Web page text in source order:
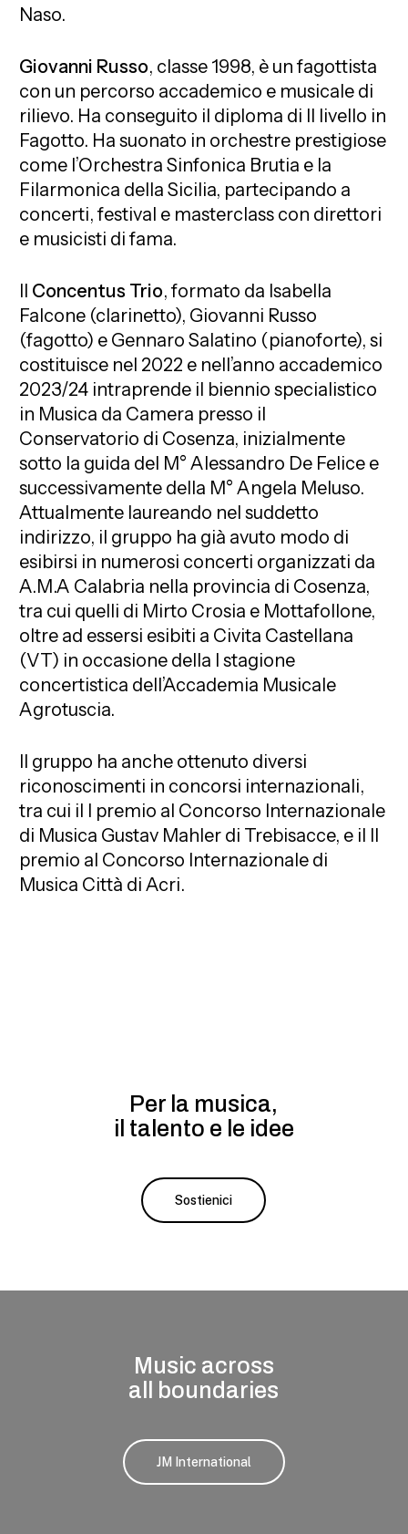
Naso.
Giovanni Russo, classe 1998, è un fagottista
con un percorso accademico e musicale di
rilievo. Ha conseguito il diploma di II livello in
Fagotto. Ha suonato in orchestre prestigiose
come l’Orchestra Sinfonica Brutia e la
Filarmonica della Sicilia, partecipando a
concerti, festival e masterclass con direttori
e musicisti di fama.
Il Concentus Trio, formato da Isabella
Falcone (clarinetto), Giovanni Russo
(fagotto) e Gennaro Salatino (pianoforte), si
costituisce nel 2022 e nell’anno accademico
2023/24 intraprende il biennio specialistico
in Musica da Camera presso il
Conservatorio di Cosenza, inizialmente
sotto la guida del M° Alessandro De Felice e
successivamente della M° Angela Meluso.
Attualmente laureando nel suddetto
indirizzo, il gruppo ha già avuto modo di
esibirsi in numerosi concerti organizzati da
A.M.A Calabria nella provincia di Cosenza,
tra cui quelli di Mirto Crosia e Mottafollone,
oltre ad essersi esibiti a Civita Castellana
(VT) in occasione della I stagione
concertistica dell’Accademia Musicale
Agrotuscia.
Il gruppo ha anche ottenuto diversi
riconoscimenti in concorsi internazionali,
tra cui il I premio al Concorso Internazionale
di Musica Gustav Mahler di Trebisacce, e il II
premio al Concorso Internazionale di
Musica Città di Acri.
Per la musica,
il talento e le idee
Sostienici
Music across
all boundaries
JM International